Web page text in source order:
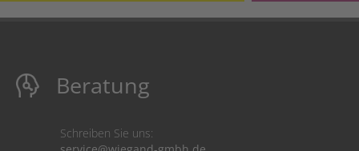
Beratung
Schreiben Sie uns: